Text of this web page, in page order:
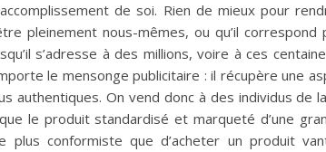
de soi. Rien de mieux pour
pleinement nous-mêmes, ou qu’il
s’adresse à des millions, voire à ces
le mensonge publicitaire : il récupère une
authentiques. On vend donc à des individus de
le produit standardisé et marqueté d’une
plus conformiste que d’acheter un produit